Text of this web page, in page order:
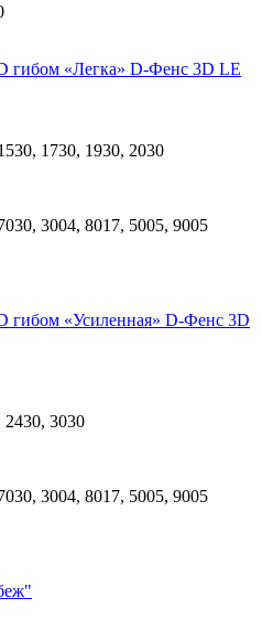
гибом «Легка» D-Фенс 3D LE
1730, 1930, 2030
3004, 8017, 5005, 9005
гибом «Усиленная» D-Фенс 3D
2430, 3030
3004, 8017, 5005, 9005